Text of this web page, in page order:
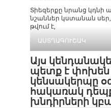
Տիեզերքը նրանց կդնի
նշաններ կստանան
թվում է,
ԱՍՏՂԱԳՈՒՇԱԿ
Այս
պետք է փոխեն
կենսակերպը
հակառակ
խնդիրների